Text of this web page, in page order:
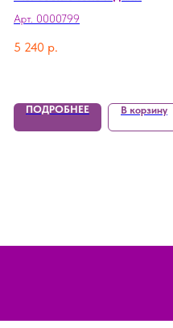
Арт. 0000799
5 240 р.
ПОДРОБНЕЕ В корзину